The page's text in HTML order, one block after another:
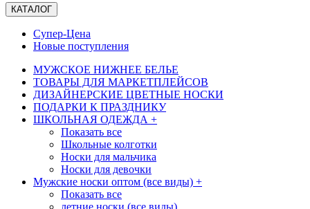
КАТАЛОГ
Супер-Цена
Новые поступления
МУЖСКОЕ НИЖНЕЕ БЕЛЬЕ
ТОВАРЫ ДЛЯ МАРКЕТПЛЕЙСОВ
ДИЗАЙНЕРСКИЕ ЦВЕТНЫЕ НОСКИ
ПОДАРКИ К ПРАЗДНИКУ
ШКОЛЬНАЯ ОДЕЖДА +
Показать все
Школьные колготки
Носки для мальчика
Носки для девочки
Мужские носки оптом (все виды) +
Показать все
летние носки (все виды)